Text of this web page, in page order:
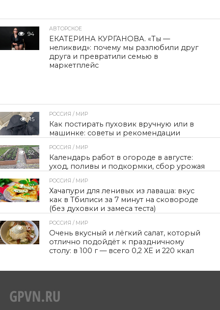
94
АВТОРСКОЕ
ЕКАТЕРИНА КУРГАНОВА. «Ты —
неликвид»: почему мы разлюбили друг
друга и превратили семью в
маркетплейс
15
РОССИЯ / МИР
Как постирать пуховик вручную или в
машинке: советы и рекомендации
52
РОССИЯ / МИР
Календарь работ в огороде в августе:
уход, поливы и подкормки, сбор урожая
57
РОССИЯ / МИР
Хачапури для ленивых из лаваша: вкус
как в Тбилиси за 7 минут на сковороде
(без духовки и замеса теста)
128
РОССИЯ / МИР
Очень вкусный и лёгкий салат, который
отлично подойдёт к праздничному
столу: в 100 г — всего 0,2 ХЕ и 220 ккал